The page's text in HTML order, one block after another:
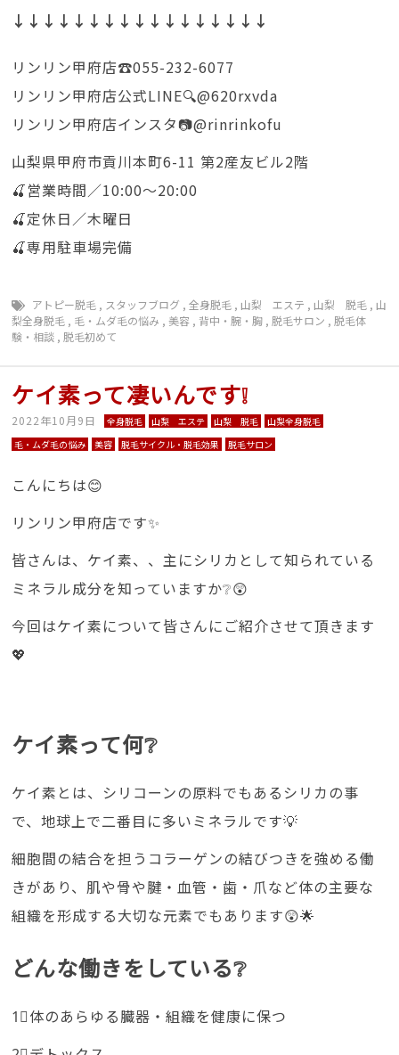
↓↓↓↓↓↓↓↓↓↓↓↓↓↓↓↓↓
リンリン甲府店☎️055-232-6077
リンリン甲府店公式LINE🔍@620rxvda
リンリン甲府店インスタ📷@rinrinkofu
山梨県甲府市貢川本町6-11 第2産友ビル2階
🍒営業時間／10:00〜20:00
🍒定休日／木曜日
🍒専用駐車場完備
アトピー脱毛 , スタッフブログ ,全身脱毛 , 山梨 エステ , 山梨 脱毛 , 山
梨全身脱毛 , 毛・ムダ毛の悩み ,美容 , 背中・腕・胸 ,脱毛サロン ,脱毛体
験・相談 ,脱毛初めて
ケイ素って凄いんです❕
2022年10月9日 全身脱毛 山梨 エステ 山梨 脱毛
山梨全身脱毛
毛・ムダ毛の悩み
美容 脱毛サイクル・脱毛効果 脱毛サロン
こんにちは😊
リンリン甲府店です✨
皆さんは、ケイ素、、主にシリカとして知られている
ミネラル成分を知っていますか❔😲
今回はケイ素について皆さんにご紹介させて頂きます
💖
ケイ素って何❔
ケイ素とは、シリコーンの原料でもあるシリカの事
で、地球上で二番目に多いミネラルです💡
細胞間の結合を担うコラーゲンの結びつきを強める働
きがあり、肌や骨や腱・血管・歯・爪など体の主要な
組織を形成する大切な元素でもあります😲🌟
どんな働きをしている❔
1⃣体のあらゆる臓器・組織を健康に保つ